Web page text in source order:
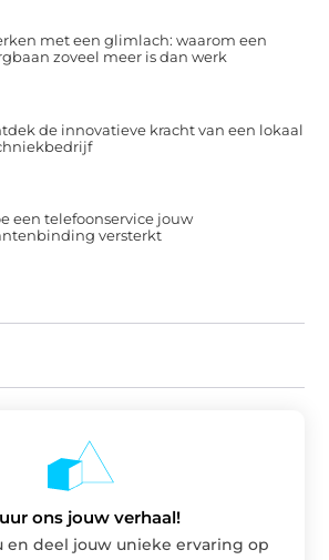
met een glimlach: waarom een
zoveel meer is dan werk
de innovatieve kracht van een lokaal
een telefoonservice jouw
versterkt
ons jouw verhaal!
en deel jouw unieke ervaring op